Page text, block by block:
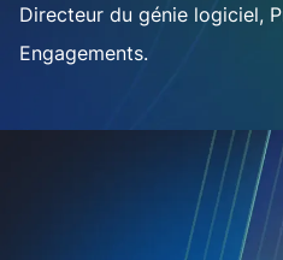
Directeur du génie logiciel,
Engagements.